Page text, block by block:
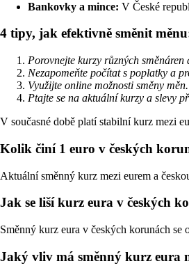
Bankovky a mince: V České
4 tipy, jak efektivně směnit
Porovnejte kurzy různých směnáren
Nezapomeňte počítat s poplatky a
Využijte online možnosti směny měn.
Ptajte se na aktuální kurzy a slevy
V současné době platí stabilní kurz mezi
Kolik činí 1 euro v českých
Aktuální směnný kurz mezi eurem a
Jak se liší kurz eura v českých
Směnný kurz eura v českých korunách
Jaký vliv má směnný kurz eura